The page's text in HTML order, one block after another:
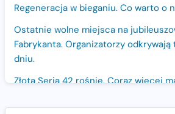
Regeneracja w bieganiu. Co warto o
Ostatnie wolne miejsca na
Fabrykanta. Organizatorzy
dniu.
Złota Seria 42 rośnie. Coraz więcej
Polsce